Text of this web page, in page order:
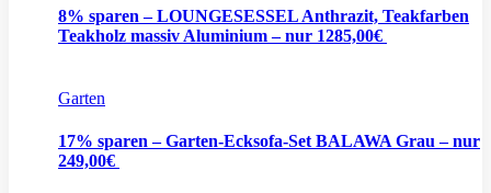
8% sparen – LOUNGESESSEL Anthrazit, Teakfarben
Teakholz massiv Aluminium – nur 1285,00€
Garten
17% sparen – Garten-Ecksofa-Set BALAWA Grau – nur
249,00€